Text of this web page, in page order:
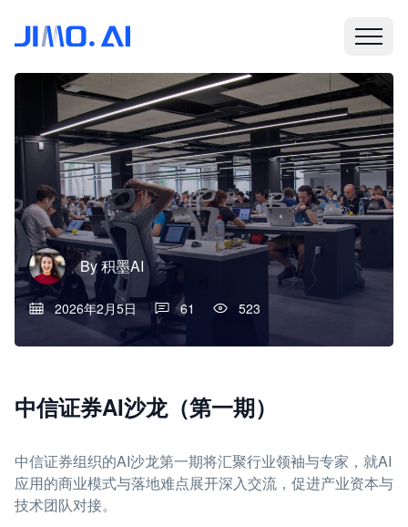
By积墨AI
2026年2月5日 61 523
中信证券AI沙龙（第一期）
中信证券组织的AI沙龙第一期将汇聚行业领袖与专家，就AI
应用的商业模式与落地难点展开深入交流，促进产业资本与
技术团队对接。